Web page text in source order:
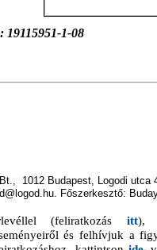
19115951-1-08
1012 Budapest, Logodi utca
Főszerkesztő:
(feliratkozás itt),
és felhívjuk a